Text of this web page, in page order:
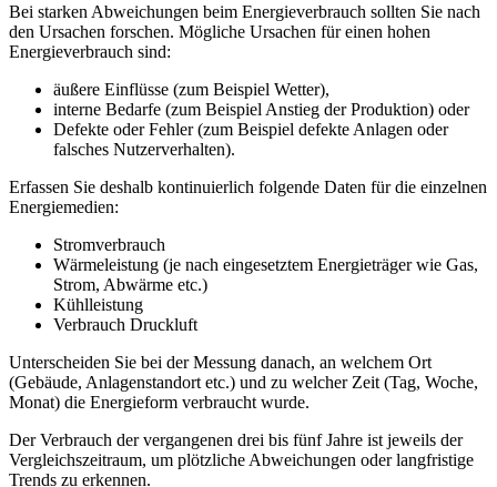
Bei starken Abweichungen beim Energieverbrauch sollten Sie nach
den Ursachen forschen. Mögliche Ursachen für einen hohen
Energieverbrauch sind:
äußere Einflüsse (zum Beispiel Wetter),
interne Bedarfe (zum Beispiel Anstieg der Produktion) oder
Defekte oder Fehler (zum Beispiel defekte Anlagen oder
falsches Nutzerverhalten).
Erfassen Sie deshalb kontinuierlich folgende Daten für die einzelnen
Energiemedien:
Stromverbrauch
Wärmeleistung (je nach eingesetztem Energieträger wie Gas,
Strom, Abwärme etc.)
Kühlleistung
Verbrauch Druckluft
Unterscheiden Sie bei der Messung danach, an welchem Ort
(Gebäude, Anlagenstandort etc.) und zu welcher Zeit (Tag, Woche,
Monat) die Energieform verbraucht wurde.
Der Verbrauch der vergangenen drei bis fünf Jahre ist jeweils der
Vergleichszeitraum, um plötzliche Abweichungen oder langfristige
Trends zu erkennen.